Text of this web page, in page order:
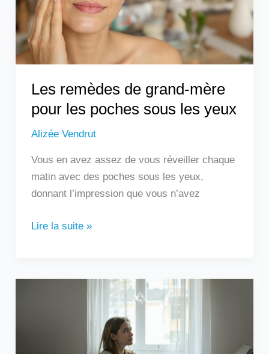
Les remèdes de grand-mère
pour les poches sous les yeux
Alizée Vendrut
Vous en avez assez de vous réveiller chaque
matin avec des poches sous les yeux,
donnant l’impression que vous n’avez
les
poches
sous
les
yeux
Lire la suite »